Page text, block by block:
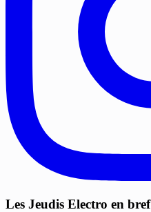
Les Jeudis Electro en bref